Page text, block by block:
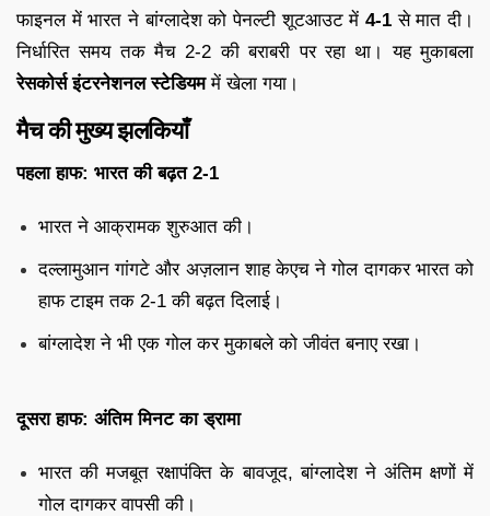
फाइनल में भारत ने बांग्लादेश को पेनल्टी शूटआउट में 4-1 से मात दी।
निर्धारित समय तक मैच 2-2 की बराबरी पर रहा था। यह मुकाबला
रेसकोर्स इंटरनेशनल स्टेडियममें खेला गया।
मैच की मुख्य झलकियाँ
पहला हाफ: भारत की बढ़त 2-1
भारत ने आक्रामक शुरुआत की।
दल्लामुआन गांगटे और अज़लान शाह केएच ने गोल दागकर भारत को
हाफ टाइम तक 2-1 की बढ़त दिलाई।
बांग्लादेश ने भी एक गोल कर मुकाबले को जीवंत बनाए रखा।
दूसरा हाफ: अंतिम मिनट का ड्रामा
भारत की मजबूत रक्षापंक्ति के बावजूद, बांग्लादेश ने अंतिम क्षणों में
गोल दागकर वापसी की।